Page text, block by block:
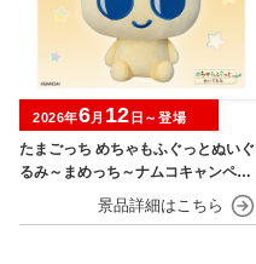
たまごっち めちゃもふぐっとぬいぐ
るみ～まめっち～ナムコキャンペー
2026年6月 12 日～登場